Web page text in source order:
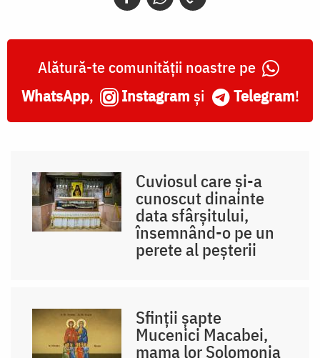
Alătură-te comunității noastre pe
WhatsApp, Instagram și Telegram!
Cuviosul care și-a
cunoscut dinainte
data sfârșitului,
însemnând-o pe un
perete al peșterii
Sfinții șapte
Mucenici Macabei,
mama lor Solomonia